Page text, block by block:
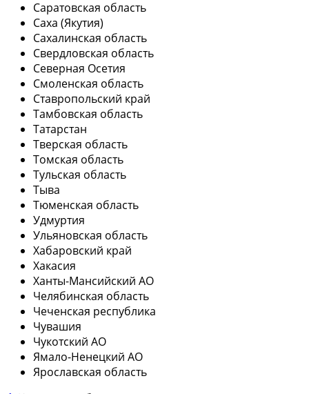
Саратовская область
Саха (Якутия)
Сахалинская область
Свердловская область
Северная Осетия
Смоленская область
Ставропольский край
Тамбовская область
Татарстан
Тверская область
Томская область
Тульская область
Тыва
Тюменская область
Удмуртия
Ульяновская область
Хабаровский край
Хакасия
Ханты-Мансийский АО
Челябинская область
Чеченская республика
Чувашия
Чукотский АО
Ямало-Ненецкий АО
Ярославская область